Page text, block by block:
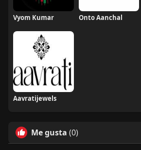
Vyom Kumar Onto Aanchal
Aavratijewels
Me gusta (0)